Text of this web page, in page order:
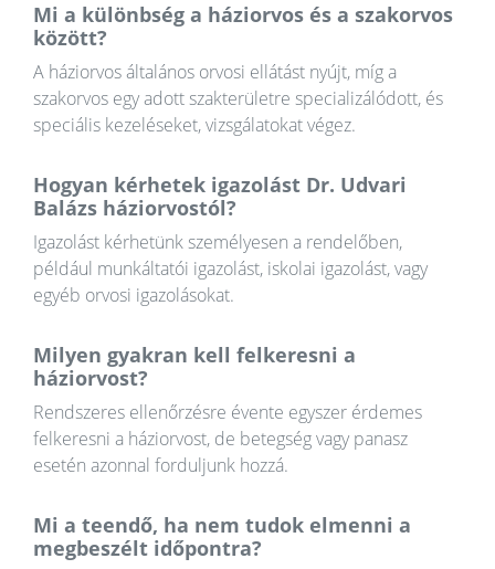
Mi a különbség a háziorvos és a szakorvos
között?
A háziorvos általános orvosi ellátást nyújt, míg a
szakorvos egy adott szakterületre specializálódott, és
speciális kezeléseket, vizsgálatokat végez.
Hogyan kérhetek igazolást Dr. Udvari
Balázs háziorvostól?
Igazolást kérhetünk személyesen a rendelőben,
például munkáltatói igazolást, iskolai igazolást, vagy
egyéb orvosi igazolásokat.
Milyen gyakran kell felkeresni a
háziorvost?
Rendszeres ellenőrzésre évente egyszer érdemes
felkeresni a háziorvost, de betegség vagy panasz
esetén azonnal forduljunk hozzá.
Mi a teendő, ha nem tudok elmenni a
megbeszélt időpontra?